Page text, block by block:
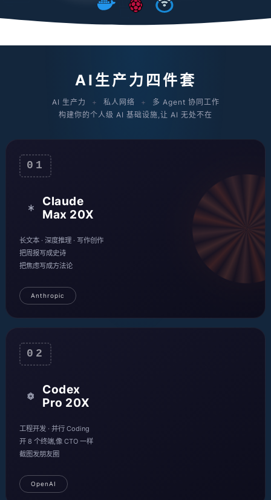
AI生产力四件套
AI 生产力 + 私人网络 +
多 Agent 协同工作
构建你的个人级 AI 基础设施,让 AI 无处不在
01
Claude
Max 20X
长文本 · 深度推理 · 写作创作
把周报写成史诗
把焦虑写成方法论
Anthropic
02
Codex
Pro 20X
工程开发 · 并行 Coding
开 8 个终端,像 CTO 一样
截图发朋友圈
OpenAI